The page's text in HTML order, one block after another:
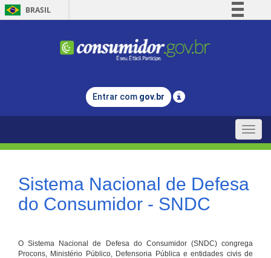
BRASIL
Comunica BR
Legislação
Entrar com gov.br
Toggle
Sistema Nacional de Defesa
do Consumidor - SNDC
O Sistema Nacional de Defesa do Consumidor (SNDC) congrega
Procons, Ministério Público, Defensoria Pública e entidades civis de